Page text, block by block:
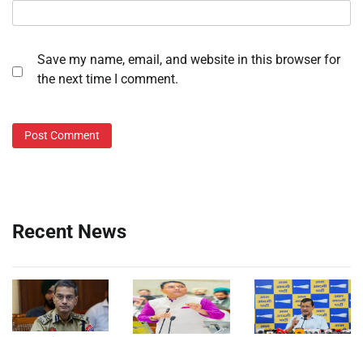
Save my name, email, and website in this browser for
the next time I comment.
Recent News